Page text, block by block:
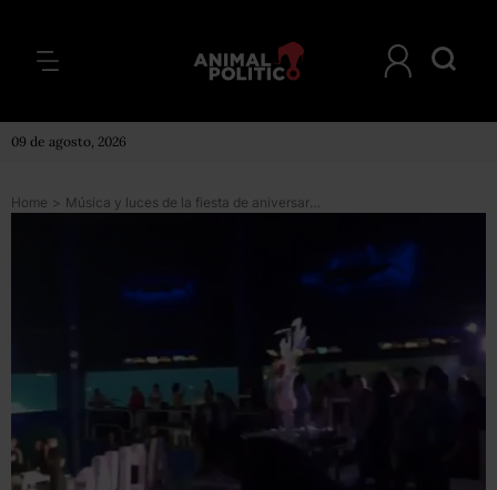
09 de agosto, 2026
Home > Música y luces de la fiesta de aniversario no dañaron a especies, asegura Acuario de Veracruz